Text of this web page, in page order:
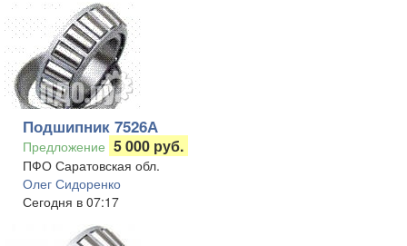
Подшипник 7526А
Предложение 5 000 руб.
ПФО Саратовская обл.
Олег Сидоренко
Сегодня в 07:17